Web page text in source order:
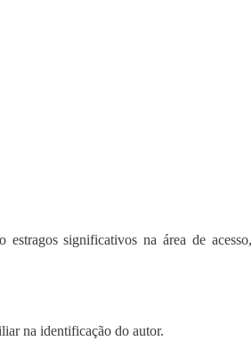
significativos na área de acesso,
na identificação do autor.